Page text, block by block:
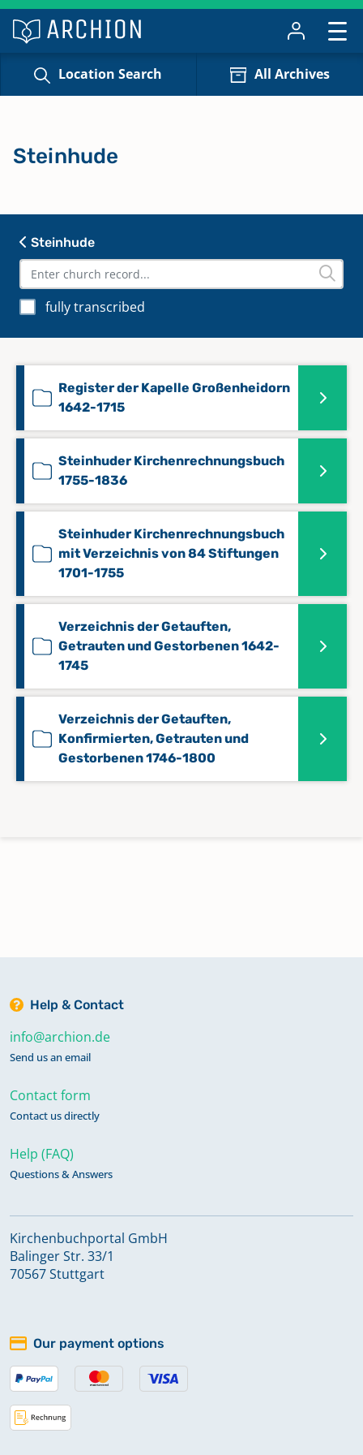
Location Search All Archives
Steinhude
fully transcribed
Register der Kapelle Großenheidorn
1642-1715
Steinhuder Kirchenrechnungsbuch
1755-1836
Steinhuder Kirchenrechnungsbuch
mit Verzeichnis von 84 Stiftungen
1701-1755
Verzeichnis der Getauften,
Getrauten und Gestorbenen 1642-
1745
Verzeichnis der Getauften,
Konfirmierten, Getrauten und
Gestorbenen 1746-1800
Steinhude
Help & Contact
info@archion.de
Send us an email
Contact form
Contact us directly
Help (FAQ)
Questions & Answers
Kirchenbuchportal GmbH
Balinger Str. 33/1
70567 Stuttgart
Our payment options